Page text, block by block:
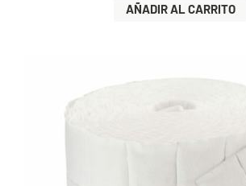
AÑADIR AL CARRITO